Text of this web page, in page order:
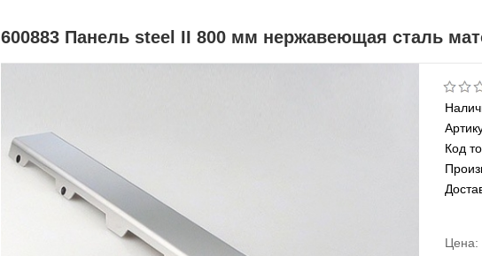
600883 Панель steel II 800 мм нержавеющая сталь
Код
Цена: